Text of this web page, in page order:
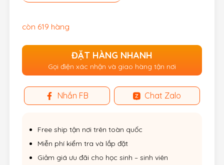
còn 619 hàng
ĐẶT HÀNG NHANH
Gọi điện xác nhận và giao hàng tận nơi
Nhắn FB Chat Zalo
Free ship tận nơi trên toàn quốc
Miễn phí kiểm tra và lắp đặt
Giảm giá ưu đãi cho học sinh – sinh viên